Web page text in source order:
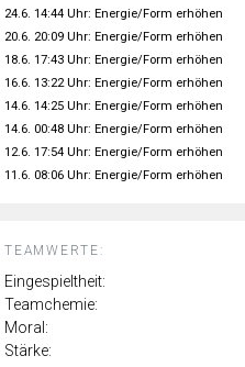
TEAMWERTE:
Eingespieltheit:
Teamchemie:
Moral:
Stärke:
24.6. 14:44 Uhr: Energie/Form erhöhen
20.6. 20:09 Uhr: Energie/Form erhöhen
18.6. 17:43 Uhr: Energie/Form erhöhen
16.6. 13:22 Uhr: Energie/Form erhöhen
14.6. 14:25 Uhr: Energie/Form erhöhen
14.6. 00:48 Uhr: Energie/Form erhöhen
12.6. 17:54 Uhr: Energie/Form erhöhen
11.6. 08:06 Uhr: Energie/Form erhöhen